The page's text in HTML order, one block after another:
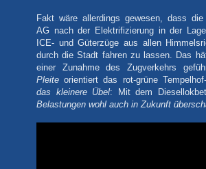
Fakt wäre allerdings gewesen, dass
AG nach der Elektrifizierung in der Lage
ICE- und Güterzüge aus allen
durch die Stadt fahren zu lassen. Das
einer Zunahme des Zugverkehrs
Pleite orientiert das rot-grüne
das kleinere Übel: Mit dem
Belastungen wohl auch in Zukunft